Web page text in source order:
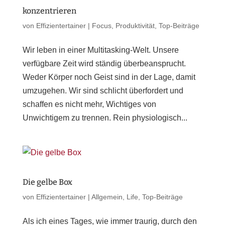
konzentrieren
von Effizientertainer| Focus, Produktivität, Top-Beiträge
Wir leben in einer Multitasking-Welt. Unsere
verfügbare Zeit wird ständig überbeansprucht.
Weder Körper noch Geist sind in der Lage, damit
umzugehen. Wir sind schlicht überfordert und
schaffen es nicht mehr, Wichtiges von
Unwichtigem zu trennen. Rein physiologisch...
Die gelbe Box
von Effizientertainer| Allgemein Life Top-Beiträge
Als ich eines Tages, wie immer traurig, durch den